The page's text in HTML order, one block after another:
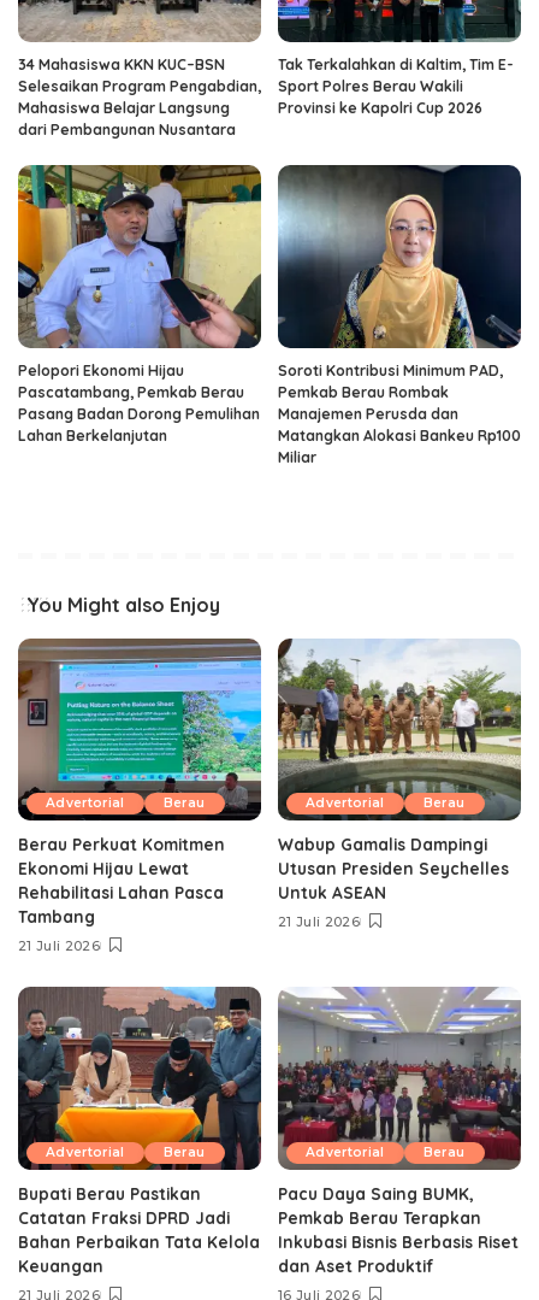
34 Mahasiswa KKN KUC–BSN
Selesaikan Program Pengabdian,
Mahasiswa Belajar Langsung
dari Pembangunan Nusantara
Tak Terkalahkan di Kaltim, Tim E-
Sport Polres Berau Wakili
Provinsi ke Kapolri Cup 2026
Pelopori Ekonomi Hijau
Pascatambang, Pemkab Berau
Pasang Badan Dorong Pemulihan
Lahan Berkelanjutan
Soroti Kontribusi Minimum PAD,
Pemkab Berau Rombak
Manajemen Perusda dan
Matangkan Alokasi Bankeu Rp100
Miliar
You Might also Enjoy
Advertorial Berau
Berau Perkuat Komitmen
Ekonomi Hijau Lewat
Rehabilitasi Lahan Pasca
Tambang
21 Juli 2026
Advertorial Berau
Wabup Gamalis Dampingi
Utusan Presiden Seychelles
Untuk ASEAN
21 Juli 2026
Advertorial Berau
Bupati Berau Pastikan
Catatan Fraksi DPRD Jadi
Bahan Perbaikan Tata Kelola
Keuangan
21 Juli 2026
Advertorial Berau
Pacu Daya Saing BUMK,
Pemkab Berau Terapkan
Inkubasi Bisnis Berbasis Riset
dan Aset Produktif ‎
16 Juli 2026